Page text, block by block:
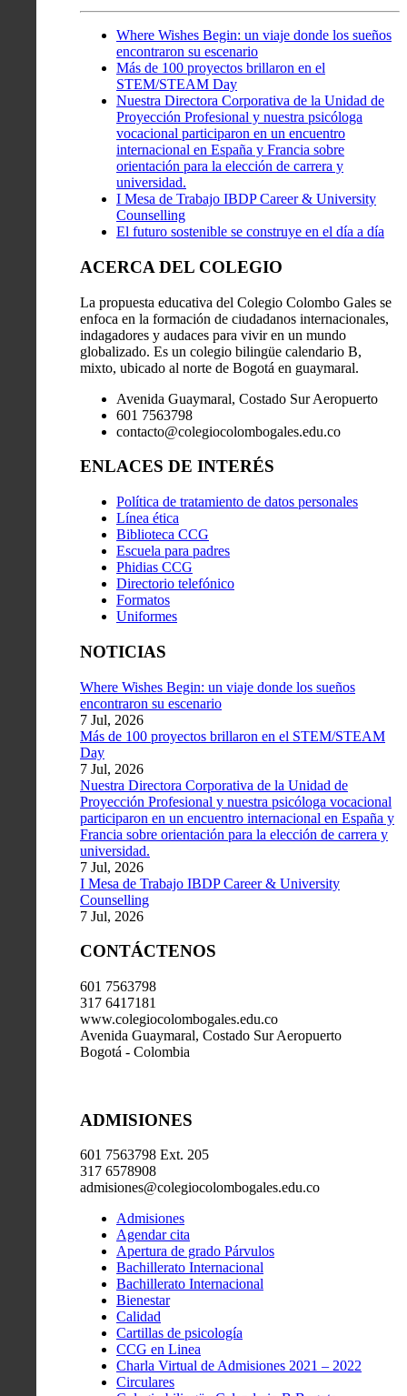
Where Wishes Begin: un viaje donde los sueños
encontraron su escenario
Más de 100 proyectos brillaron en el
STEM/STEAM Day
Nuestra Directora Corporativa de la Unidad de
Proyección Profesional y nuestra psicóloga
vocacional participaron en un encuentro
internacional en España y Francia sobre
orientación para la elección de carrera y
universidad.
I Mesa de Trabajo IBDP Career & University
Counselling
El futuro sostenible se construye en el día a día
ACERCA DEL COLEGIO
La propuesta educativa del Colegio Colombo Gales se
enfoca en la formación de ciudadanos internacionales,
indagadores y audaces para vivir en un mundo
globalizado. Es un colegio bilingüe calendario B,
mixto, ubicado al norte de Bogotá en guaymaral.
Avenida Guaymaral, Costado Sur Aeropuerto
601 7563798
contacto@colegiocolombogales.edu.co
ENLACES DE INTERÉS
Política de tratamiento de datos personales
Línea ética
Biblioteca CCG
Escuela para padres
Phidias CCG
Directorio telefónico
Formatos
Uniformes
NOTICIAS
Where Wishes Begin: un viaje donde los sueños
encontraron su escenario
7 Jul, 2026
Más de 100 proyectos brillaron en el STEM/STEAM
Day
7 Jul, 2026
Nuestra Directora Corporativa de la Unidad de
Proyección Profesional y nuestra psicóloga vocacional
participaron en un encuentro internacional en España y
Francia sobre orientación para la elección de carrera y
universidad.
7 Jul, 2026
I Mesa de Trabajo IBDP Career & University
Counselling
7 Jul, 2026
CONTÁCTENOS
601 7563798
317 6417181
www.colegiocolombogales.edu.co
Avenida Guaymaral, Costado Sur Aeropuerto
Bogotá - Colombia
ADMISIONES
601 7563798 Ext. 205
317 6578908
admisiones@colegiocolombogales.edu.co
Admisiones
Agendar cita
Apertura de grado Párvulos
Bachillerato Internacional
Bachillerato Internacional
Bienestar
Calidad
Cartillas de psicología
CCG en Linea
Charla Virtual de Admisiones 2021 – 2022
Circulares